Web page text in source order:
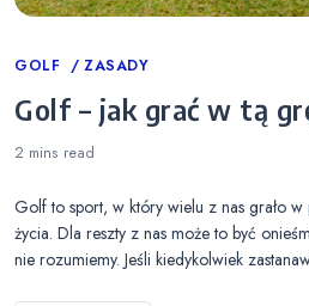
Categories
GOLF ZASADY
Golf – jak grać w tą
2 mins read
Golf to sport, w który wielu z nas grało
życia. Dla reszty z nas może to być
nie rozumiemy. Jeśli kiedykolwiek